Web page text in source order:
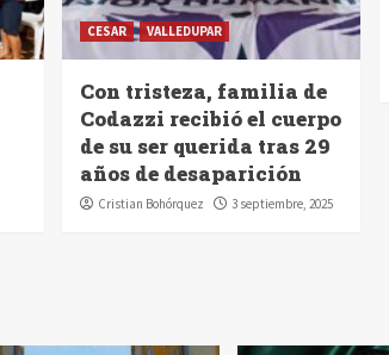
CESAR VALLEDUPAR
Con tristeza, familia de
Codazzi recibió el cuerpo
de su ser querida tras 29
años de desaparición
Cristian Bohórquez 3 septiembre, 2025